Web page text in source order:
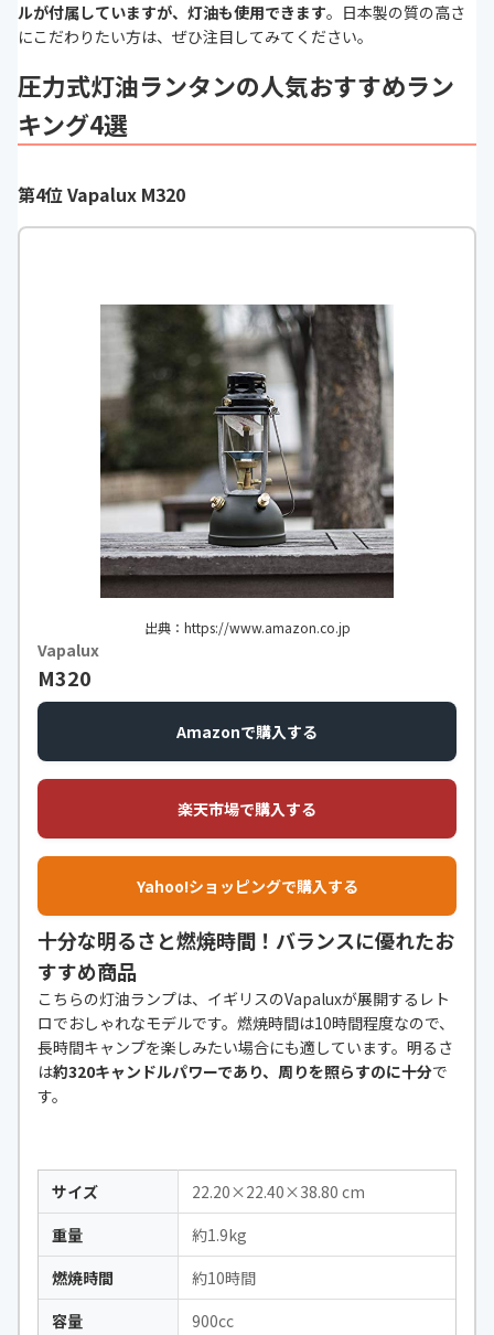
ルが付属していますが、灯油も使用できます。日本製の質の高さ
にこだわりたい方は、ぜひ注目してみてください。
圧力式灯油ランタンの人気おすすめラン
キング4選
第4位 Vapalux M320
出典：https://www.amazon.co.jp
Vapalux
M320
Amazonで購入する
楽天市場で購入する
Yahoo!ショッピングで購入する
十分な明るさと燃焼時間！バランスに優れたお
すすめ商品
こちらの灯油ランプは、イギリスのVapaluxが展開するレト
ロでおしゃれなモデルです。燃焼時間は10時間程度なので、
長時間キャンプを楽しみたい場合にも適しています。明るさ
は約320キャンドルパワーであり、周りを照らすのに十分で
す。
サイズ
22.20×22.40×38.80 cm
重量
約1.9kg
燃焼時間
約10時間
容量
900cc